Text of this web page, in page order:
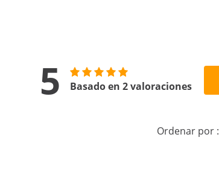
5 Basado en 2 valoraciones
Ordenar por :